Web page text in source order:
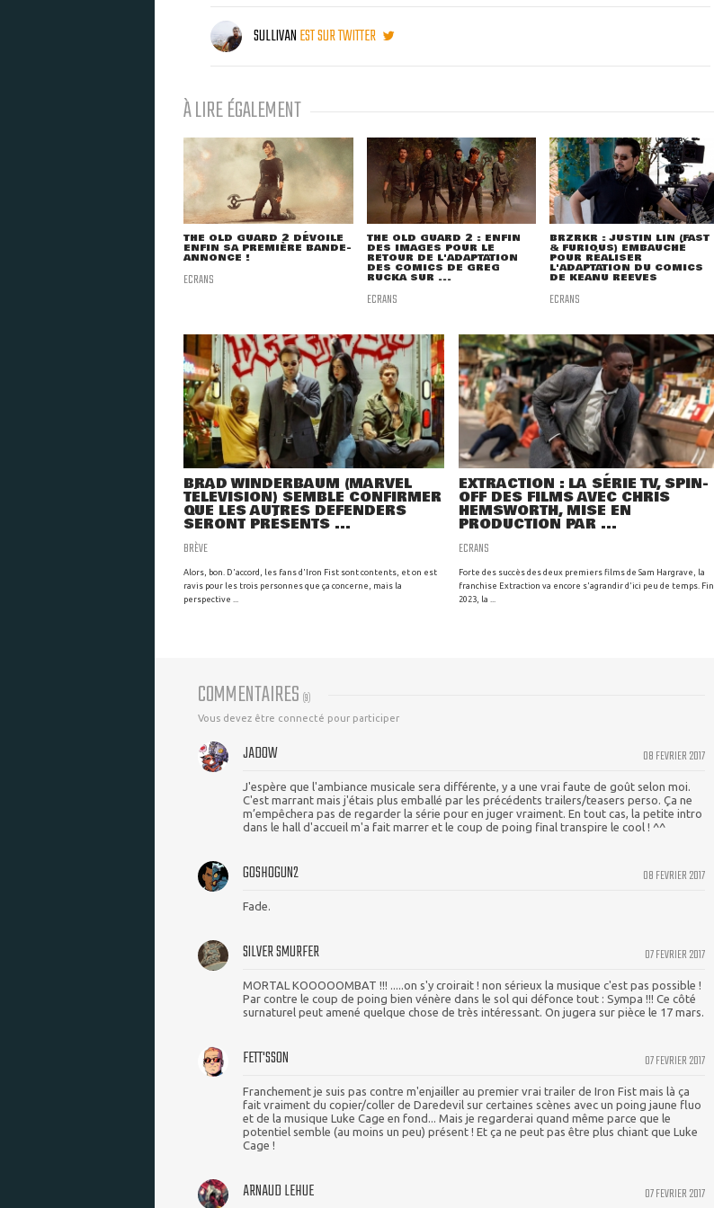
SULLIVANEST SUR TWITTER
À LIRE ÉGALEMENT
THE OLD GUARD 2 DÉVOILE
ENFIN SA PREMIÈRE BANDE-
ANNONCE !
ECRANS
THE OLD GUARD 2 : ENFIN
DES IMAGES POUR LE
RETOUR DE L'ADAPTATION
DES COMICS DE GREG
RUCKA SUR ...
ECRANS
BRZRKR : JUSTIN LIN (FAST
& FURIOUS) EMBAUCHÉ
POUR RÉALISER
L'ADAPTATION DU COMICS
DE KEANU REEVES
ECRANS
BRAD WINDERBAUM (MARVEL
TÉLÉVISION) SEMBLE CONFIRMER
QUE LES AUTRES DEFENDERS
SERONT PRÉSENTS ...
BRÈVE
Alors, bon. D'accord, les fans d'Iron Fist sont contents, et on est
ravis pour les trois personnes que ça concerne, mais la
perspective ...
EXTRACTION : LA SÉRIE TV, SPIN-
OFF DES FILMS AVEC CHRIS
HEMSWORTH, MISE EN
PRODUCTION PAR ...
ECRANS
Forte des succès des deux premiers films de Sam Hargrave, la
franchise Extraction va encore s'agrandir d'ici peu de temps. Fin
2023, la ...
COMMENTAIRES (9)
Vous devez être connecté pour participer
08 FEVRIER 2017
JADOW
J'espère que l'ambiance musicale sera différente, y a une vrai faute de goût selon moi.
C'est marrant mais j'étais plus emballé par les précédents trailers/teasers perso. Ça ne
m’empêchera pas de regarder la série pour en juger vraiment. En tout cas, la petite intro
dans le hall d'accueil m'a fait marrer et le coup de poing final transpire le cool ! ^^
08 FEVRIER 2017
GOSHOGUN2
Fade.
07 FEVRIER 2017
SILVER SMURFER
MORTAL KOOOOOMBAT !!! .....on s'y croirait ! non sérieux la musique c'est pas possible !
Par contre le coup de poing bien vénère dans le sol qui défonce tout : Sympa !!! Ce côté
surnaturel peut amené quelque chose de très intéressant. On jugera sur pièce le 17 mars.
07 FEVRIER 2017
FETT'SSON
Franchement je suis pas contre m'enjailler au premier vrai trailer de Iron Fist mais là ça
fait vraiment du copier/coller de Daredevil sur certaines scènes avec un poing jaune fluo
et de la musique Luke Cage en fond... Mais je regarderai quand même parce que le
potentiel semble (au moins un peu) présent ! Et ça ne peut pas être plus chiant que Luke
Cage !
07 FEVRIER 2017
ARNAUD LEHUE